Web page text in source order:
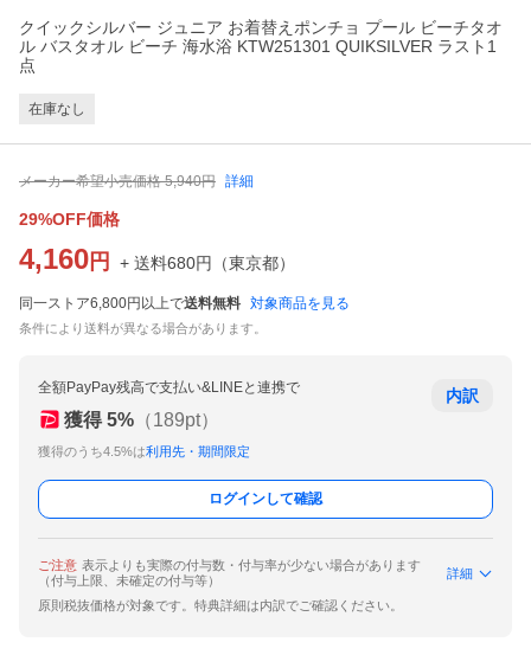
クイックシルバー ジュニア お着替えポンチョ プール ビーチタオ
ル バスタオル ビーチ 海水浴 KTW251301 QUIKSILVER ラスト1
点
在庫なし
メーカー希望小売価格 5,940円 詳細
29%OFF価格
4,160 円 + 送料680円 （東京都）
同一ストア6,800円以上で送料無料 対象商品を見る
条件により送料が異なる場合があります。
全額PayPay残高で支払い&LINEと連携で
獲得 5% （189pt）
獲得のうち4.5%は利用先・期間限定
内訳
ログインして確認
ご注意 表示よりも実際の付与数・付与率が少ない場合があります
（付与上限、未確定の付与等）
詳細
原則税抜価格が対象です。特典詳細は内訳でご確認ください。